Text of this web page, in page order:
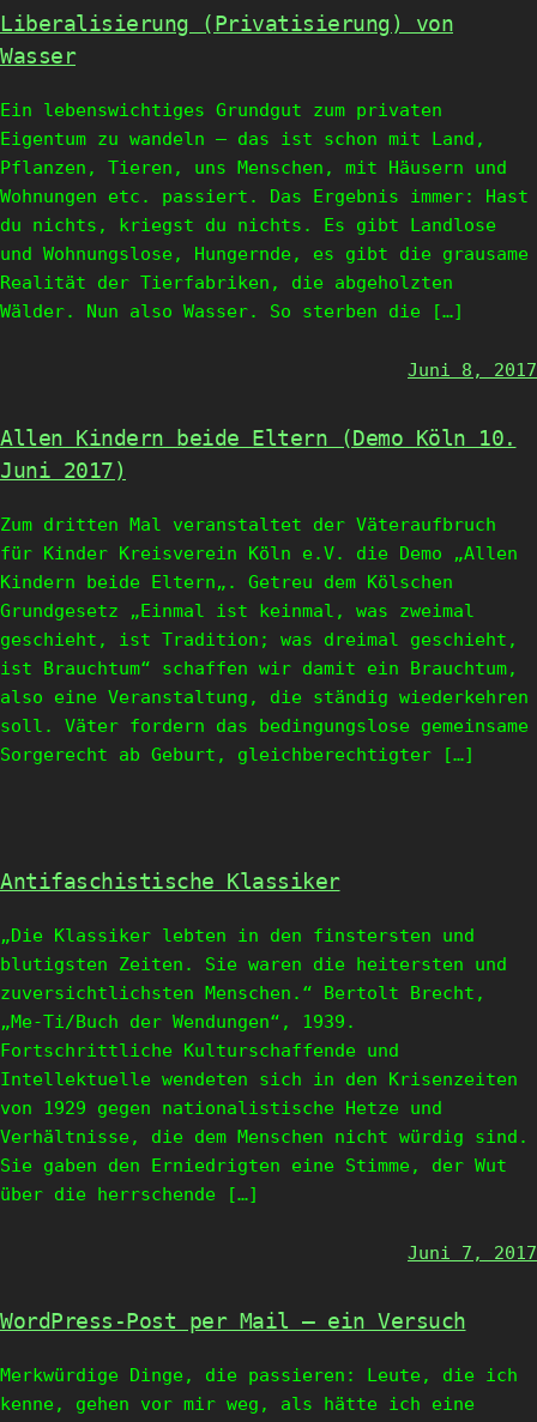
Liberalisierung (Privatisierung) von
Wasser
Ein lebenswichtiges Grundgut zum privaten
Eigentum zu wandeln – das ist schon mit Land,
Pflanzen, Tieren, uns Menschen, mit Häusern und
Wohnungen etc. passiert. Das Ergebnis immer: Hast
du nichts, kriegst du nichts. Es gibt Landlose
und Wohnungslose, Hungernde, es gibt die grausame
Realität der Tierfabriken, die abgeholzten
Wälder. Nun also Wasser. So sterben die […]
Juni 8, 2017
Allen Kindern beide Eltern (Demo Köln 10.
Juni 2017)
Zum dritten Mal veranstaltet der Väteraufbruch
für Kinder Kreisverein Köln e.V. die Demo „Allen
Kindern beide Eltern„. Getreu dem Kölschen
Grundgesetz „Einmal ist keinmal, was zweimal
geschieht, ist Tradition; was dreimal geschieht,
ist Brauchtum“ schaffen wir damit ein Brauchtum,
also eine Veranstaltung, die ständig wiederkehren
soll. Väter fordern das bedingungslose gemeinsame
Sorgerecht ab Geburt, gleichberechtigter […]
Antifaschistische Klassiker
„Die Klassiker lebten in den finstersten und
blutigsten Zeiten. Sie waren die heitersten und
zuversichtlichsten Menschen.“ Bertolt Brecht,
„Me-Ti/Buch der Wendungen“, 1939.
Fortschrittliche Kulturschaffende und
Intellektuelle wendeten sich in den Krisenzeiten
von 1929 gegen nationalistische Hetze und
Verhältnisse, die dem Menschen nicht würdig sind.
Sie gaben den Erniedrigten eine Stimme, der Wut
über die herrschende […]
Juni 7, 2017
WordPress-Post per Mail – ein Versuch
Merkwürdige Dinge, die passieren: Leute, die ich
kenne, gehen vor mir weg, als hätte ich eine